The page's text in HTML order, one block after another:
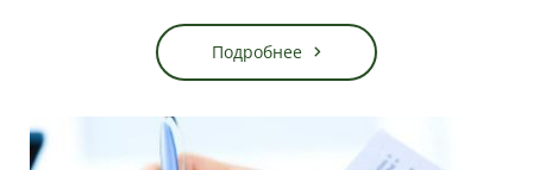
Вот несколько советов, которые помогут избежать
ошибок при разработке и запуске СТМ:
Подробнее